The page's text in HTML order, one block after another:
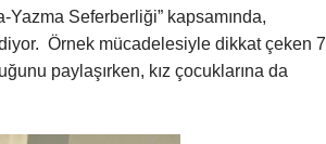
Yazma Seferberliği” kapsamında,
Örnek mücadelesiyle dikkat çeken 7
paylaşırken, kız çocuklarına da